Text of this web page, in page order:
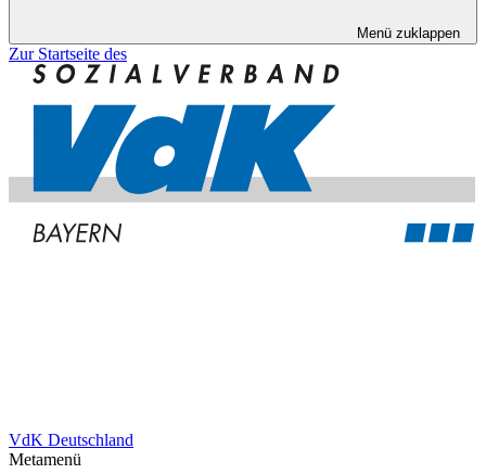
Menü zuklappen
Zur Startseite des
VdK Deutschland
Metamenü